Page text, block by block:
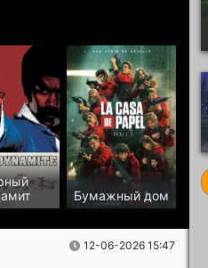
Бумажный дом
12-06-2026 15:47